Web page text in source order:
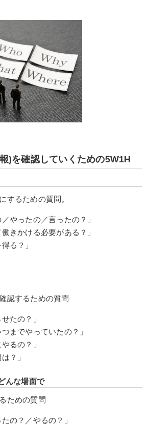
)を確認していくための5W1H
するための質問。
／やったの／言ったの？」
働きかける必要がある？」
る？」
認するための質問
たの？」
つまでやっていたの？」
るの？」
？」
んな場面で
ための質問
たの？／やるの？」